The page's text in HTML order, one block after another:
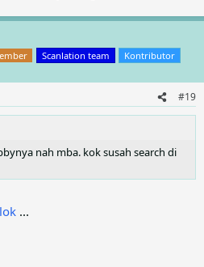
Scanlation team Kontributor
#19
nah mba. kok susah search di
...